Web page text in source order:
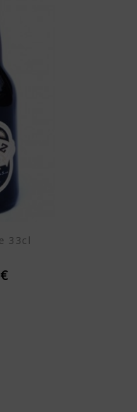
33cl